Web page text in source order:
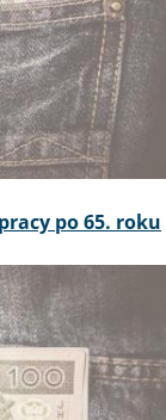
po 65. roku